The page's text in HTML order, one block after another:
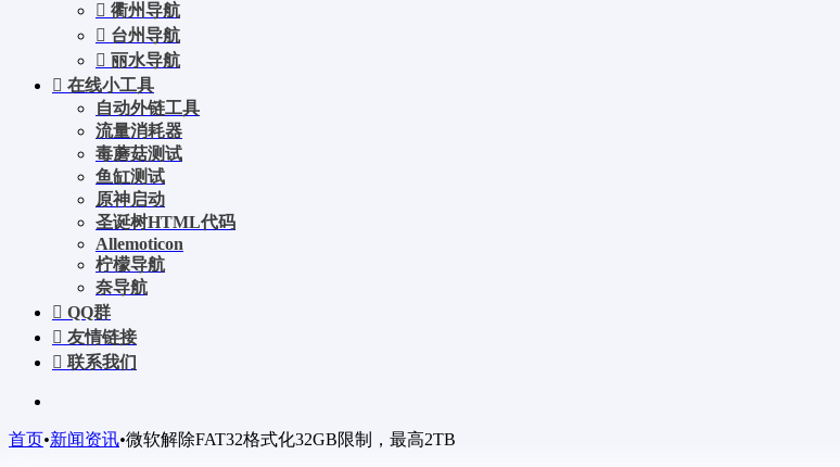
衢州导航
台州导航
丽水导航
在线小工具
自动外链工具
流量消耗器
毒蘑菇测试
鱼缸测试
原神启动
圣诞树HTML代码
Allemoticon
柠檬导航
奈导航
QQ群
友情链接
联系我们
首页•新闻资讯•微软解除FAT32格式化32GB限制，最高2TB